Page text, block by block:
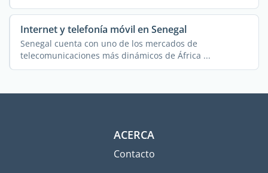
Internet y telefonía móvil en Senegal
Senegal cuenta con uno de los mercados de
telecomunicaciones más dinámicos de África ...
ACERCA
Contacto